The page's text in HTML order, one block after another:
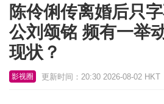
陈伶俐传离婚后只
公刘颂铭 频有一举
现状？
影视圈 更新时间：20:30 2026-08-02 HKT